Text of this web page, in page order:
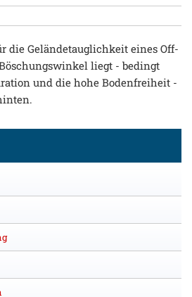
die Geländetauglichkeit eines Off-
liegt - bedingt
und die hohe Bodenfreiheit -